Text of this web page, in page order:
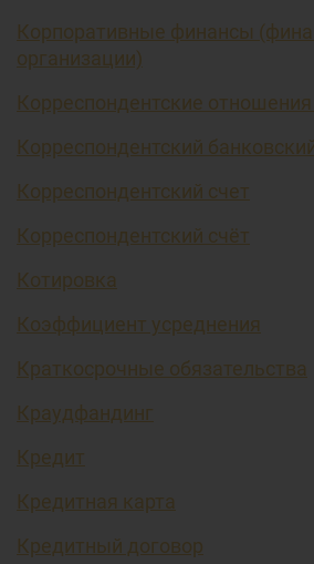
Корпоративные финансы
организации)
Корреспондентские
Корреспондентский
Корреспондентский счет
Корреспондентский счёт
Котировка
Коэффициент усреднения
Краткосрочные обязательства
Краудфандинг
Кредит
Кредитная карта
Кредитный договор